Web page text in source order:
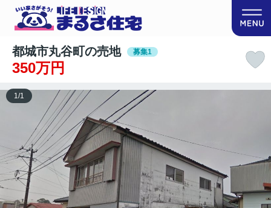
都城市丸谷町の売地 募集1
350万円
1/1